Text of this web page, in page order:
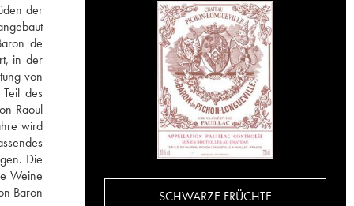
der
de
in der
von
des
Raoul
wird
Die
Weine
Baron
SCHWARZE FRÜCHTE